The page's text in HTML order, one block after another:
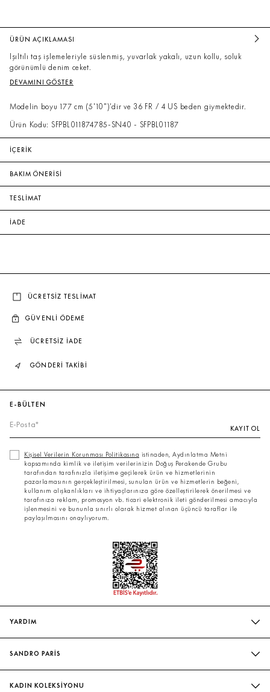
ÜRÜN AÇIKLAMASI
Işıltılı taş işlemeleriyle süslenmiş, yuvarlak yakalı, uzun kollu, soluk
görünümlü denim ceket.
DEVAMINI GÖSTER
Modelin boyu 177 cm (5'10")’dir ve 36 FR / 4 US beden giymektedir.
Ürün Kodu: SFPBL011874785-SN40 - SFPBL01187
İÇERİK
BAKIM ÖNERİSİ
TESLİMAT
İADE
ÜCRETSİZ TESLİMAT
GÜVENLİ ÖDEME
ÜCRETSİZ İADE
GÖNDERİ TAKİBİ
E-BÜLTEN
KAYIT OL
Kişisel Verilerin Korunması Politikasına istinaden, Aydınlatma Metni
kapsamında kimlik ve iletişim verilerinizin Doğuş Perakende Grubu
tarafından tarafınızla iletişime geçilerek ürün ve hizmetlerinin
pazarlamasının gerçekleştirilmesi, sunulan ürün ve hizmetlerin beğeni,
kullanım alışkanlıkları ve ihtiyaçlarınıza göre özelleştirilerek önerilmesi ve
tarafınıza reklam, promosyon vb. ticari elektronik ileti gönderilmesi amacıyla
işlenmesini ve bununla sınırlı olarak hizmet alınan üçüncü taraflar ile
paylaşılmasını onaylıyorum.
YARDIM
SANDRO PARİS
KADIN KOLEKSİYONU